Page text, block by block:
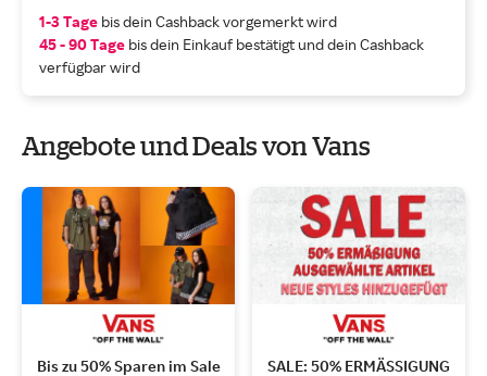
1-3 Tage bis dein Cashback vorgemerkt wird
45 - 90 Tage bis dein Einkauf bestätigt und dein Cashback
verfügbar wird
Angebote und Deals von Vans
Bis zu 50% Sparen im Sale SALE: 50% ERMÄSSIGUNG